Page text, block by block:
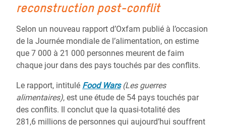
reconstruction post-conflit
Selon un nouveau rapport d’Oxfam publié à l’occasion
de la Journée mondiale de l’alimentation, on estime
que 7 000 à 21 000 personnes meurent de faim
chaque jour dans des pays touchés par des conflits.
Le rapport, intitulé Food Wars(Les guerres
alimentaires), est une étude de 54 pays touchés par
des conflits. Il conclut que la quasi-totalité des
281,6 millions de personnes qui aujourd’hui souffrent